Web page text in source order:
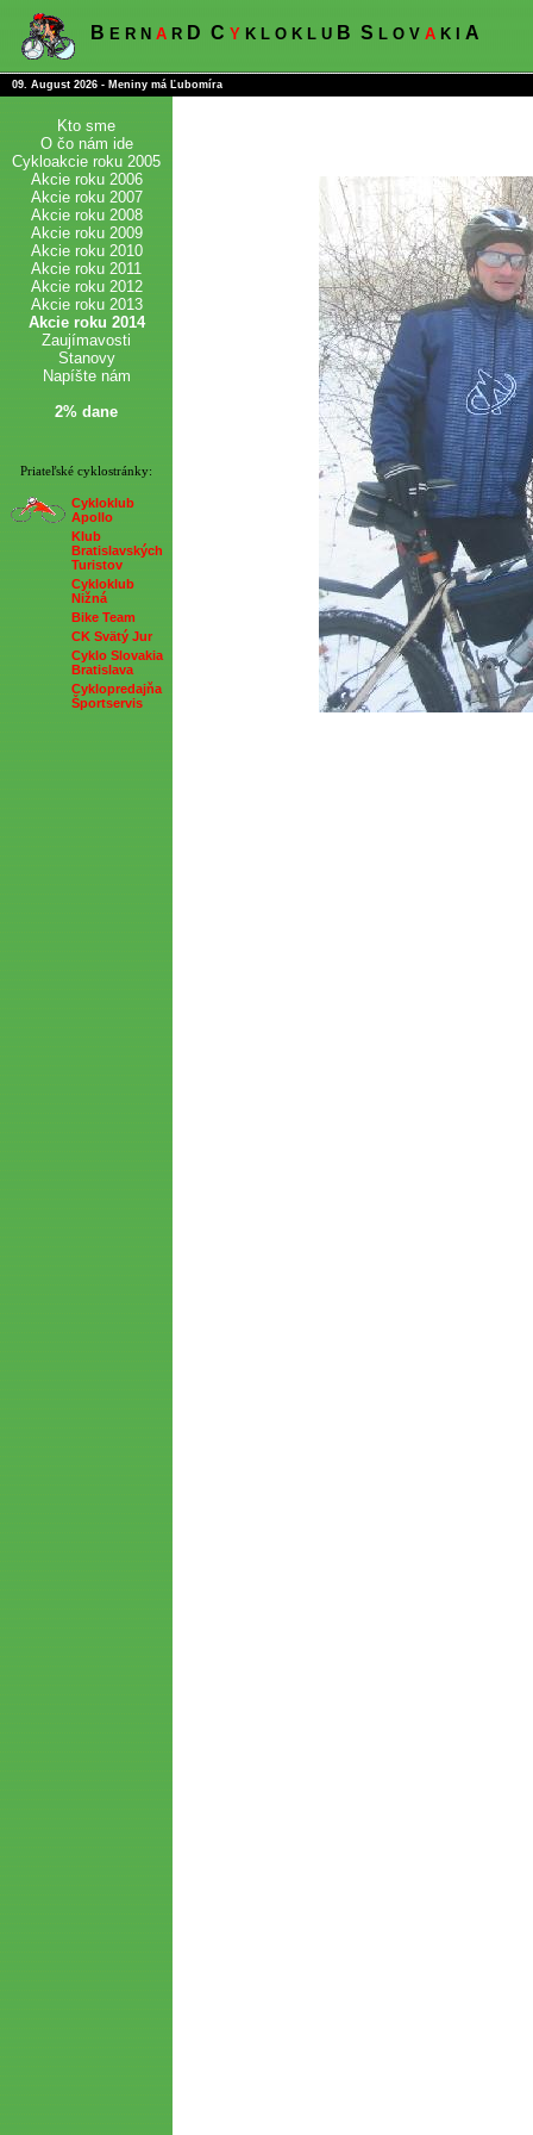
B E R N A R D C Y K L O K L U B S L O V A K I A
09. August 2026 - Meniny má Ľubomíra
Kto sme
O čo nám ide
Cykloakcie roku 2005
Akcie roku 2006
Akcie roku 2007
Akcie roku 2008
Akcie roku 2009
Akcie roku 2010
Akcie roku 2011
Akcie roku 2012
Akcie roku 2013
Akcie roku 2014
Zaujímavosti
Stanovy
Napíšte nám
2% dane
Priateľské cyklostránky:
Cykloklub
Apollo
Klub
Bratislavských
Turistov
Cykloklub
Nižná
Bike Team
CK Svätý Jur
Cyklo Slovakia
Bratislava
Cyklopredajňa
Športservis